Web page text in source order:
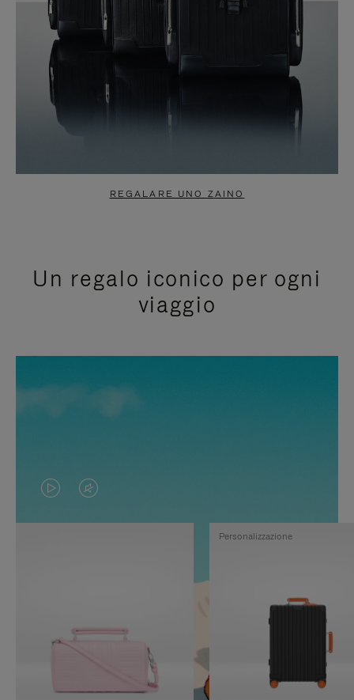
REGALARE UNO ZAINO
Un regalo iconico per ogni
viaggio
IL
VIDEO
PAUSA,
PREMERE
IL
VIDEO
SILENZIATO,
ATTIVARE
Personalizzazione